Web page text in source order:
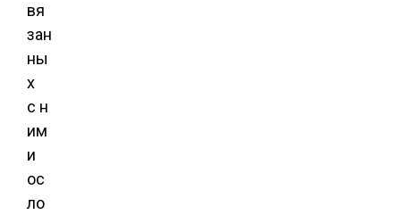
вя
зан
ны
х
с н
им
и
ос
ло